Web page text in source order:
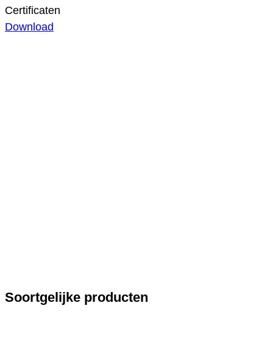
Certificaten
Download
Soortgelijke producten